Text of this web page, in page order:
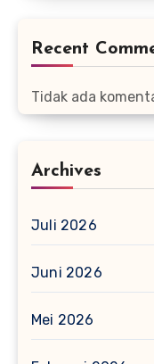
Recent
Tidak ada
Archives
Juli 2026
Juni 2026
Mei 2026